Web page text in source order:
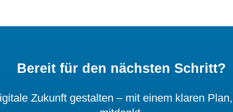
Bereit für den nächsten Schritt?
Zukunft gestalten – mit einem klaren